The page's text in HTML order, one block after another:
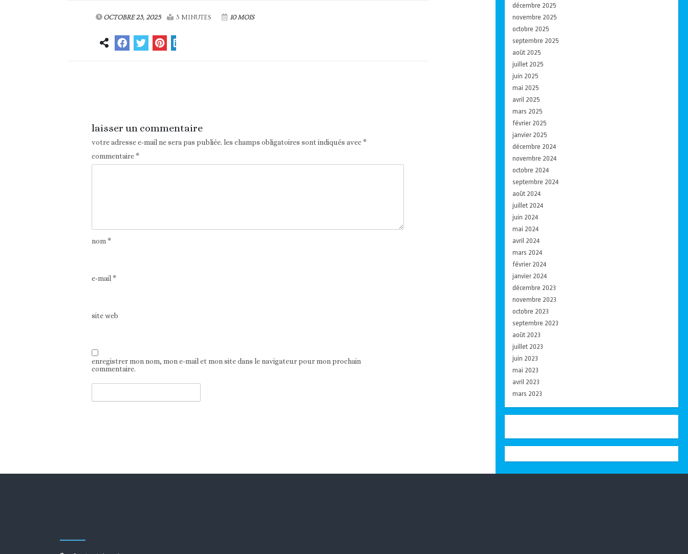
OCTOBRE 23, 2025 3 MINUTES 10 MOIS
laisser un commentaire
votre adresse e-mail ne sera pas publiée. les champs obligatoires sont indiqués avec*
commentaire*
nom*
e-mail*
site web
enregistrer mon nom, mon e-mail et mon site dans le navigateur pour mon prochain
commentaire.
décembre 2025
novembre 2025
octobre 2025
septembre 2025
août 2025
juillet 2025
juin 2025
mai 2025
avril 2025
mars 2025
février 2025
janvier 2025
décembre 2024
novembre 2024
octobre 2024
septembre 2024
août 2024
juillet 2024
juin 2024
mai 2024
avril 2024
mars 2024
février 2024
janvier 2024
décembre 2023
novembre 2023
octobre 2023
septembre 2023
août 2023
juillet 2023
juin 2023
mai 2023
avril 2023
mars 2023